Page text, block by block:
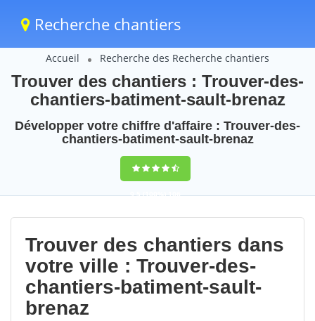
Recherche chantiers
Accueil Recherche des Recherche chantiers
Trouver des chantiers : Trouver-des-
chantiers-batiment-sault-brenaz
Développer votre chiffre d'affaire : Trouver-des-
chantiers-batiment-sault-brenaz
9,5(100%)106
votes
Trouver des chantiers dans
votre ville : Trouver-des-
chantiers-batiment-sault-
brenaz